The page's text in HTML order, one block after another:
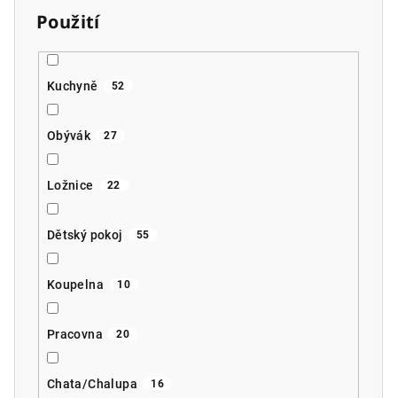
Použití
Kuchyně 52
Obývák 27
Ložnice 22
Dětský pokoj 55
Koupelna 10
Pracovna 20
Chata/Chalupa 16